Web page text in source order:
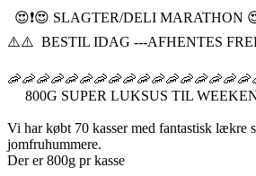
😍❗️😍 SLAGTER/DELI MARATHON
⚠️⚠️ BESTIL IDAG ---AFHENTES
800G SUPER LUKSUS TIL
Vi har købt 70 kasser med fantastisk lækre
jomfruhummere.
Der er 800g pr kasse